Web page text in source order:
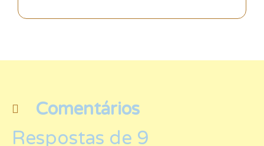
Comentários
Respostas de 9